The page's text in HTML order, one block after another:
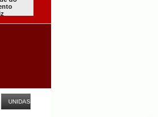
UNIDAS